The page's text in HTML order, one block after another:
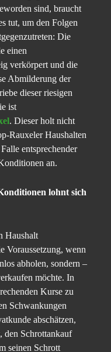
sind, braucht
tut, um den Folgen
Die
einen
verkörpert und die
Abmilderung der
dieser riesigen
ist
. Dieser holt nicht
Rauxeler Haushalten
entsprechender
an.
lohnt sich
Haushalt
Voraussetzung, wenn
abholen, sondern –
möchte. In
Kurse zu
Schwankungen
abschätzen,
den Schrottankauf
seinen Schrott